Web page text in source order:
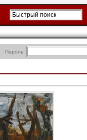
Пароль: